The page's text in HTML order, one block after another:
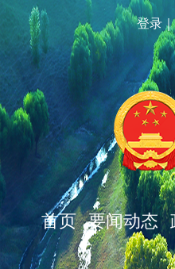
登录
首页 要闻动态